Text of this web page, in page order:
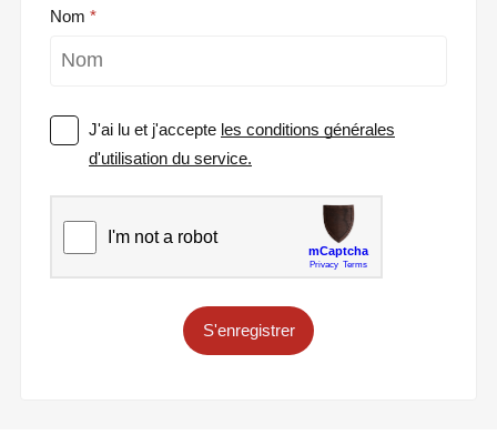
Nom
J'ai lu et j'accepte les conditions générales
d'utilisation du service.
S'enregistrer